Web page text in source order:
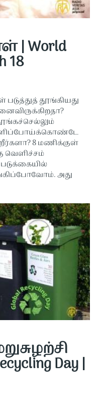
| World
18
தூங்கியது
8 மணிக்குள்
வெளிச்சம்
அது
Day |